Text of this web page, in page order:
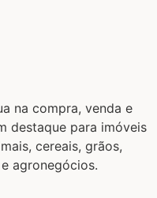
na compra, venda e
destaque para imóveis
cereais, grãos,
agronegócios.